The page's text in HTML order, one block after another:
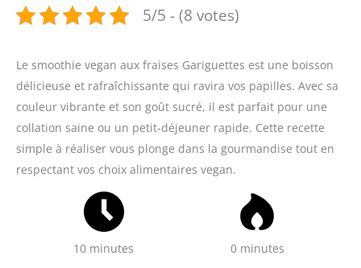
5/5 - (8 votes)
Le smoothie vegan aux fraises Gariguettes est une boisson
délicieuse et rafraîchissante qui ravira vos papilles. Avec sa
couleur vibrante et son goût sucré, il est parfait pour une
collation saine ou un petit-déjeuner rapide. Cette recette
simple à réaliser vous plonge dans la gourmandise tout en
respectant vos choix alimentaires vegan.
10 minutes 0 minutes